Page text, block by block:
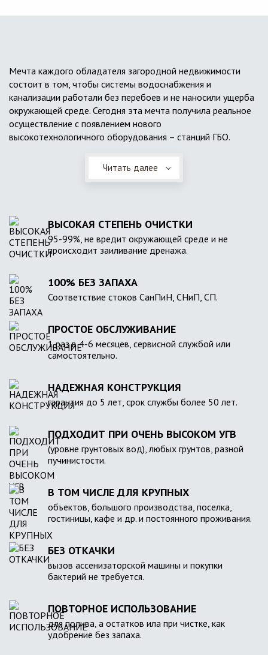
Мечта каждого обладателя загородной недвижимости
состоит в том, чтобы системы водоснабжения и
канализации работали без перебоев и не наносили ущерба
окружающей среде. Сегодня эта мечта получила реальное
осуществление с появлением нового
высокотехнологичного оборудования – станций ГБО.
Читать далее
ВЫСОКАЯ СТЕПЕНЬ ОЧИСТКИ
95-99%, не вредит окружающей среде и не
происходит заиливание дренажа.
100% БЕЗ ЗАПАХА
Соответствие стоков СанПиН, СНиП, СП.
ПРОСТОЕ ОБСЛУЖИВАНИЕ
1 раз в 4-6 месяцев, сервисной службой или
самостоятельно.
НАДЕЖНАЯ КОНСТРУКЦИЯ
гарантия до 5 лет, срок службы более 50 лет.
ПОДХОДИТ ПРИ ОЧЕНЬ ВЫСОКОМ УГВ
(уровне грунтовых вод), любых грунтов, разной
пучинистости.
В ТОМ ЧИСЛЕ ДЛЯ КРУПНЫХ
объектов, большого производства, поселка,
гостиницы, кафе и др. и постоянного проживания.
БЕЗ ОТКАЧКИ
вызов ассенизаторской машины и покупки
бактерий не требуется.
ПОВТОРНОЕ ИСПОЛЬЗОВАНИЕ
для полива, а остатков ила при чистке, как
удобрение без запаха.